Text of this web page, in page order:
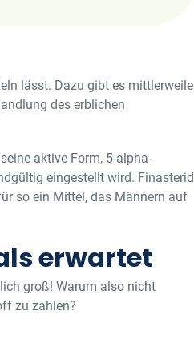
lässt. Dazu gibt es mittlerweile
des erblichen
aktive Form, 5-alpha-
eingestellt wird. Finasterid
so ein Mittel, das Männern auf
erwartet
groß! Warum also nicht
zu zahlen?